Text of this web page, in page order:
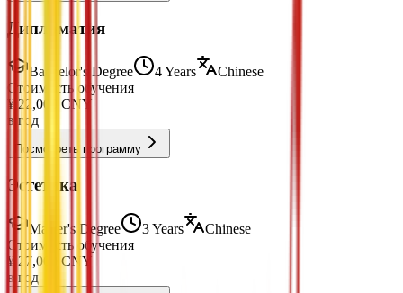
Дипломатия
Bachelor's Degree 4 Years
Chinese
Стоимость обучения
¥ 22,000
CNY
в год
Посмотреть программу
Эстетика
Master's Degree 3 Years
Chinese
Стоимость обучения
¥ 27,000
CNY
в год